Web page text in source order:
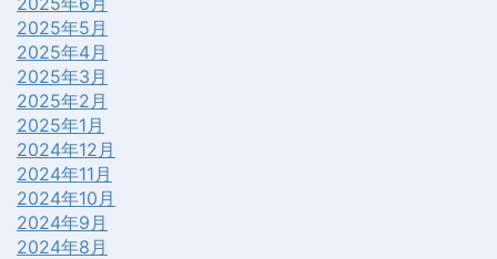
2025年5月
2025年4月
2025年3月
2025年2月
2025年1月
2024年12月
2024年11月
2024年10月
2024年9月
2024年8月